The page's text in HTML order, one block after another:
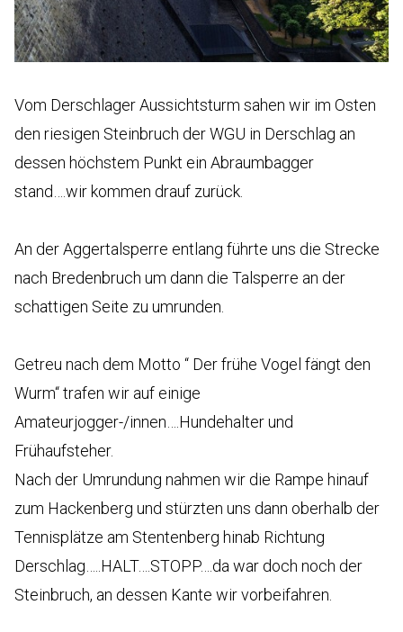
Vom Derschlager Aussichtsturm sahen wir im Osten
den riesigen Steinbruch der WGU in Derschlag an
dessen höchstem Punkt ein Abraumbagger
stand….wir kommen drauf zurück.
An der Aggertalsperre entlang führte uns die Strecke
nach Bredenbruch um dann die Talsperre an der
schattigen Seite zu umrunden.
Getreu nach dem Motto “ Der frühe Vogel fängt den
Wurm“ trafen wir auf einige
Amateurjogger-/innen….Hundehalter und
Frühaufsteher.
Nach der Umrundung nahmen wir die Rampe hinauf
zum Hackenberg und stürzten uns dann oberhalb der
Tennisplätze am Stentenberg hinab Richtung
Derschlag…..HALT….STOPP….da war doch noch der
Steinbruch, an dessen Kante wir vorbeifahren.